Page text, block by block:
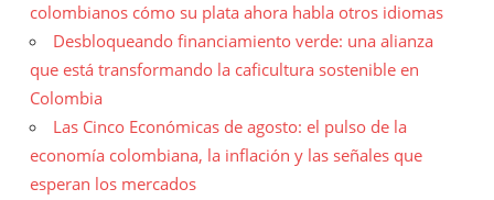
colombianos cómo su plata ahora habla otros idiomas
Desbloqueando financiamiento verde: una alianza
que está transformando la caficultura sostenible en
Colombia
Las Cinco Económicas de agosto: el pulso de la
economía colombiana, la inflación y las señales que
esperan los mercados